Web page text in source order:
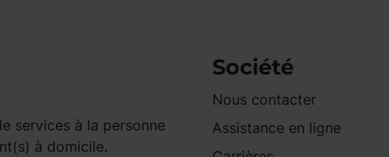
services à la personne
à domicile.
Société
Nous contacter
Assistance en ligne